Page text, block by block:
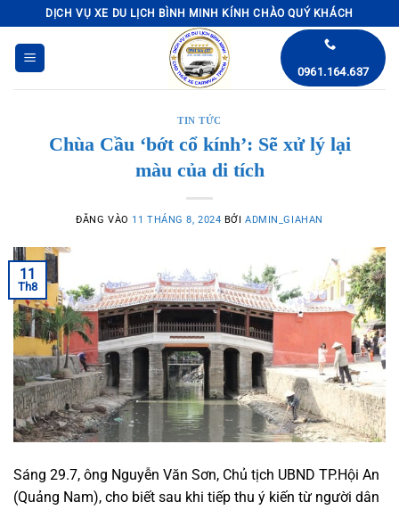
qua
dung
DỊCH VỤ XE DU LỊCH BÌNH MINH KÍNH CHÀO QUÝ KHÁCH
0961.164.637
TIN TỨC
Chùa Cầu ‘bớt cổ kính’: Sẽ xử lý lại
màu của di tích
ĐĂNG VÀO 11 THÁNG 8, 2024 BỞIADMIN_GIAHAN
11
Th8
Sáng 29.7, ông Nguyễn Văn Sơn, Chủ tịch UBND TP.Hội An
(Quảng Nam), cho biết sau khi tiếp thu ý kiến từ người dân